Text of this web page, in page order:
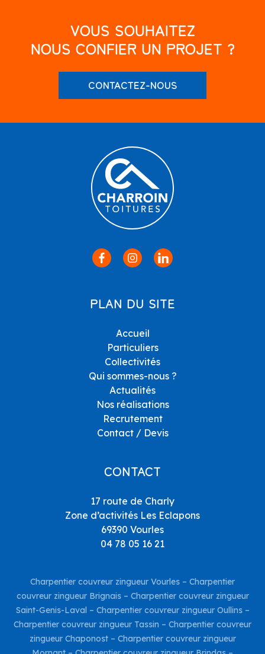
VOUS SOUHAITEZ
NOUS CONFIER UN PROJET ?
CONTACTEZ-NOUS
PLAN DU SITE
Accueil
Particuliers
Collectivités
Qui sommes-nous ?
Actualités
Nos réalisations
Recrutement
Contact / Devis
CONTACT
17 route de Charly
Zone d’activités Les Eclapons
69390 Vourles
04 78 05 16 21
Charpentier couvreur zingueur Vourles – Charpentier
couvreur zingueur Brignais– Charpentier couvreur zingueur
Saint-Genis-Laval – Charpentier couvreur zingueur Oullins–
Charpentier couvreur zingueur Tassin – Charpentier couvreur
zingueur Chaponost– Charpentier couvreur zingueur